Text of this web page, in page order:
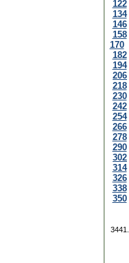
122
134
146
158
170
182
194
206
218
230
242
254
266
278
290
302
314
326
338
350
3441.